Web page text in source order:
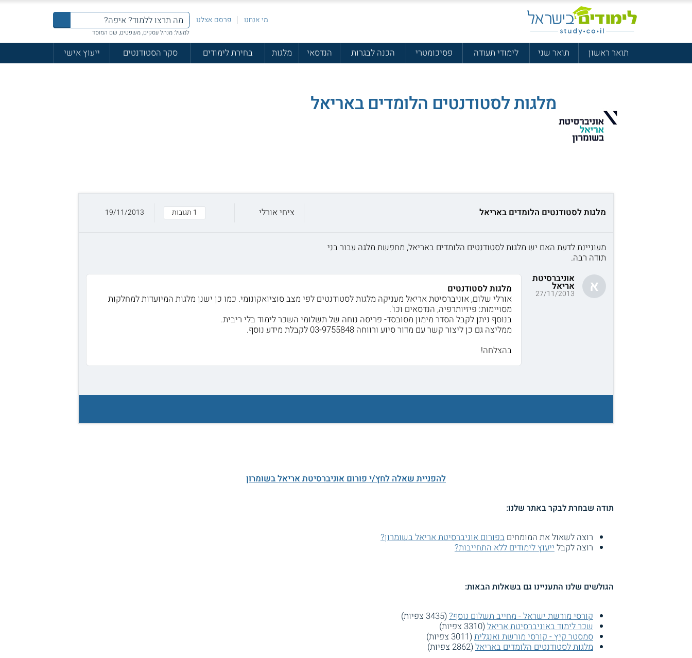
מי אנחנו פרסם אצלנו
למשל: מנהל עסקים, משפטים, שם המוסד
תואר ראשון תואר שני לימודי תעודה פסיכומטרי הכנה לבגרות הנדסאי מלגות בחירת לימודים סקר הסטודנטים ייעוץ אישי
מלגות לסטודנטים הלומדים באריאל
מלגות לסטודנטים הלומדים באריאל ציחי אורלי 1 תגובות 19/11/2013
מעוניינת לדעת האם יש מלגות לסטודנטים הלומדים באריאל, מחפשת מלגה עבור בני
תודה רבה.
א אוניברסיטת
אריאל
27/11/2013
מלגות לסטודנטים
אורלי שלום, אוניברסיטת אריאל מעניקה מלגות לסטודנטים לפי מצב סוציואקונומי. כמו כן ישנן מלגות המיועדות למחלקות
מסויימות: פיזיותרפיה, הנדסאים וכו'.
בנוסף ניתן לקבל הסדר מימון מסובסד- פריסה נוחה של תשלומי השכר לימוד בלי ריבית.
ממליצה גם כן ליצור קשר עם מדור סיוע ורווחה 03-9755848 לקבלת מידע נוסף.
בהצלחה!
להפניית שאלה לחץ/י פורום אוניברסיטת אריאל בשומרון
תודה שבחרת לבקר באתר שלנו:
רוצה לשאול את המומחיםבפורום אוניברסיטת אריאל בשומרון?
רוצה לקבל ייעוץ לימודים ללא התחייבות?
הגולשים שלנו התעניינו גם בשאלות הבאות:
קורסי מורשת ישראל - מחייב תשלום נוסף?(3435 צפיות)
שכר לימוד באוניברסיטת אריאל(3310 צפיות)
סמסטר קיץ - קורסי מורשת ואנגלית(3011 צפיות)
מלגות לסטודנטים הלומדים באריאל(2862 צפיות)